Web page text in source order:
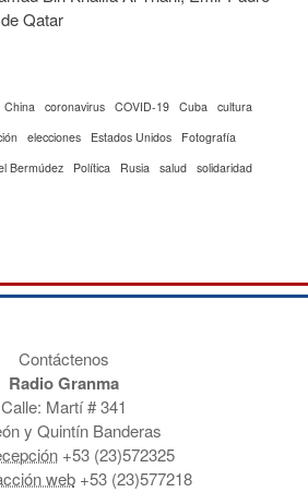
Qatar
China coronavirus COVID-19 Cuba cultura
elecciones Estados Unidos
Fotografía
Bermúdez Política Rusia salud solidaridad
Contáctenos
Radio Granma
Calle: Martí # 341
y Quintín Banderas
+53 (23)572325
web+53 (23)577218